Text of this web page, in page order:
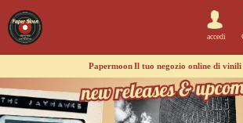
accedi
PapermoonIl tuo negozio online di vinili